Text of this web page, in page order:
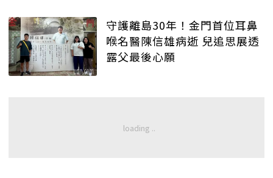
守護離島30年！金門首位耳鼻
喉名醫陳信雄病逝 兒追思展透
露父最後心願